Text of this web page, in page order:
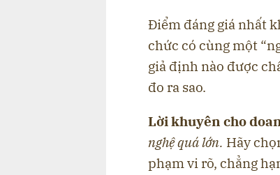
Điểm đáng giá nhất
chức có cùng một
giả định nào được
đo ra sao.
Lời khuyên cho
nghệ quá lớn. Hãy
phạm vi rõ, chẳng